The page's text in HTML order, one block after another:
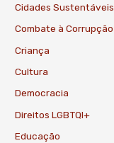
Cidades Sustentáveis
Combate à Corrupção
Criança
Cultura
Democracia
Direitos LGBTQI+
Educação